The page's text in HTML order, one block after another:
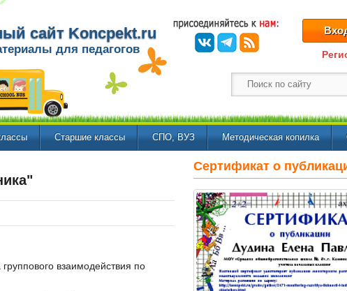
сайт Koncpekt.ru
для педагогов
Старшие классы СПО, ВУЗ Методическая копилка
взаимодействия по
Сертификат о